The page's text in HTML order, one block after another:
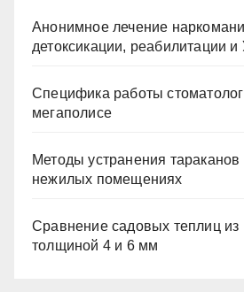
Анонимное лечение
детоксикации, реабилитации
Специфика работы
мегаполисе
Методы устранения
нежилых помещениях
Сравнение садовых теплиц из
толщиной 4 и 6 мм